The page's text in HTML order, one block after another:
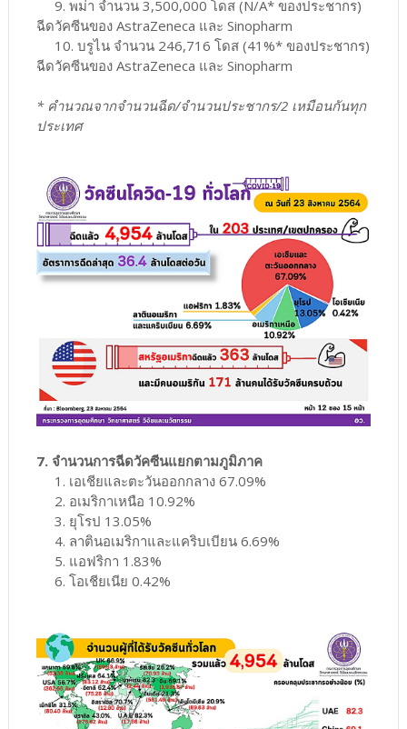
9. พม่า จำนวน 3,500,000 โดส (N/A* ของประชากร)
ฉีดวัคซีนของ AstraZeneca และ Sinopharm
10. บรูไน จำนวน 246,716 โดส (41%* ของประชากร)
ฉีดวัคซีนของ AstraZeneca และ Sinopharm
* คำนวณจากจำนวนฉีด/จำนวนประชากร/2 เหมือนกันทุก
ประเทศ
7. จำนวนการฉีดวัคซีนแยกตามภูมิภาค
1. เอเชียและตะวันออกกลาง 67.09%
2. อเมริกาเหนือ 10.92%
3. ยุโรป 13.05%
4. ลาตินอเมริกาและแคริบเบียน 6.69%
5. แอฟริกา 1.83%
6. โอเชียเนีย 0.42%